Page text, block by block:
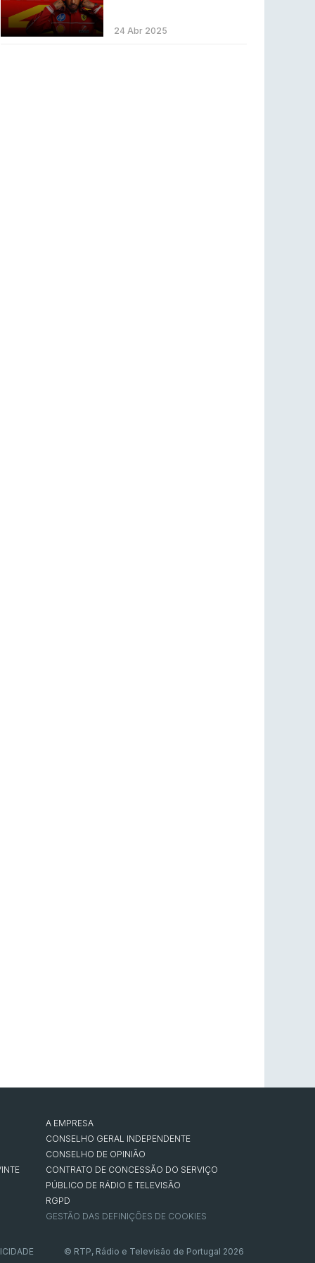
MOUZ surpreende Spirit para vencer BLAST
Bounty
24 Abr 2025
A EMPRESA
CONSELHO GERAL INDEPENDENTE
CONSELHO DE OPINIÃO
CONTRATO DE CONCESSÃO DO SERVIÇO
PÚBLICO DE RÁDIO E TELEVISÃO
RGPD
GESTÃO DAS DEFINIÇÕES DE COOKIES
© RTP, Rádio e Televisão de Portugal 2026